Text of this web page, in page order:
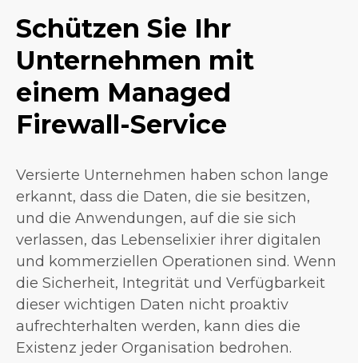
Schützen Sie Ihr
Unternehmen mit
einem Managed
Firewall-Service
Versierte Unternehmen haben schon lange
erkannt, dass die Daten, die sie besitzen,
und die Anwendungen, auf die sie sich
verlassen, das Lebenselixier ihrer digitalen
und kommerziellen Operationen sind. Wenn
die Sicherheit, Integrität und Verfügbarkeit
dieser wichtigen Daten nicht proaktiv
aufrechterhalten werden, kann dies die
Existenz jeder Organisation bedrohen.